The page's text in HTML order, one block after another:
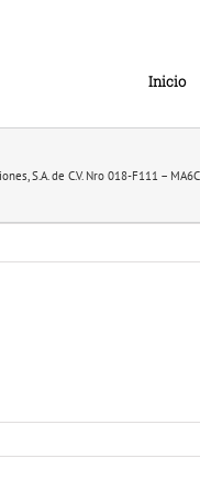
Inicio
S.A. de C.V. Nro 018-F111 –